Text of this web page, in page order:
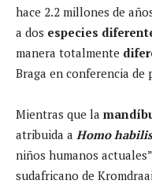
hace 2.2 millones de
a dos especies
manera totalmente
Braga en conferencia de
Mientras que la
atribuida a Homo habilis
niños humanos
sudafricano de